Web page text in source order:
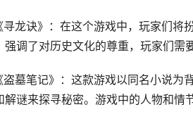
寻龙诀》：在这个游戏中，玩家们将
强调了对历史文化的尊重，玩家们需
盗墓笔记》：这款游戏以同名小说为
解谜来探寻秘密。游戏中的人物和情